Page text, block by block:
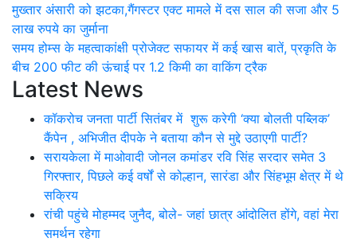
मुख्तार अंसारी को झटका,गैंगस्टर एक्ट मामले में दस साल की सजा और 5
लाख रुपये का जुर्माना
समय होम्स के महत्वाकांक्षी प्रोजेक्ट सफायर में कई खास बातें, प्रकृति के
बीच 200 फीट की ऊंचाई पर 1.2 किमी का वाकिंग ट्रैक
Latest News
कॉकरोच जनता पार्टी सितंबर में शुरू करेगी ‘क्या बोलती पब्लिक’
कैंपेन , अभिजीत दीपके ने बताया कौन से मुद्दे उठाएगी पार्टी?
सरायकेला में माओवादी जोनल कमांडर रवि सिंह सरदार समेत 3
गिरफ्तार, पिछले कई वर्षों से कोल्हान, सारंडा और सिंहभूम क्षेत्र में थे
सक्रिय
रांची पहुंचे मोहम्मद जुनैद, बोले- जहां छात्र आंदोलित होंगे, वहां मेरा
समर्थन रहेगा